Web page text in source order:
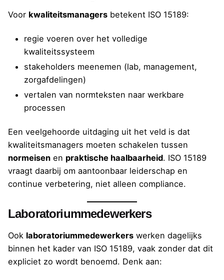
Voor kwaliteitsmanagers betekent ISO 15189:
regie voeren over het volledige
kwaliteitssysteem
stakeholders meenemen (lab, management,
zorgafdelingen)
vertalen van normteksten naar werkbare
processen
Een veelgehoorde uitdaging uit het veld is dat
kwaliteitsmanagers moeten schakelen tussen
normeisen en praktische haalbaarheid. ISO 15189
vraagt daarbij om aantoonbaar leiderschap en
continue verbetering, niet alleen compliance.
Laboratoriummedewerkers
Ook laboratoriummedewerkers werken dagelijks
binnen het kader van ISO 15189, vaak zonder dat dit
expliciet zo wordt benoemd. Denk aan: